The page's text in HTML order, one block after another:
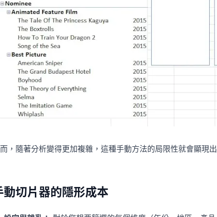
，隨著分析變得更加複雜，這種手動方法的局限性就會顯現
動切片器的隱形成本